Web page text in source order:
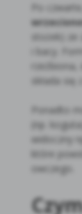
Po czwarte,
stożek)
i bacy.
składa się
Ponadto
(np.
widoczny
które
owczego.